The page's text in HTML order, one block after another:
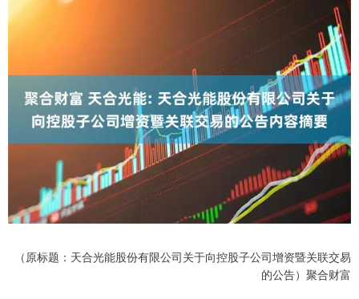
（原标题：天合光能股份有限公司关于向控股子公司增资暨关联交易
的公告）聚合财富